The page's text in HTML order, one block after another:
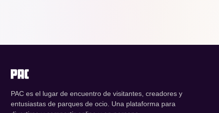
PAC es el lugar de encuentro de visitantes, creadores y
entusiastas de parques de ocio. Una plataforma para